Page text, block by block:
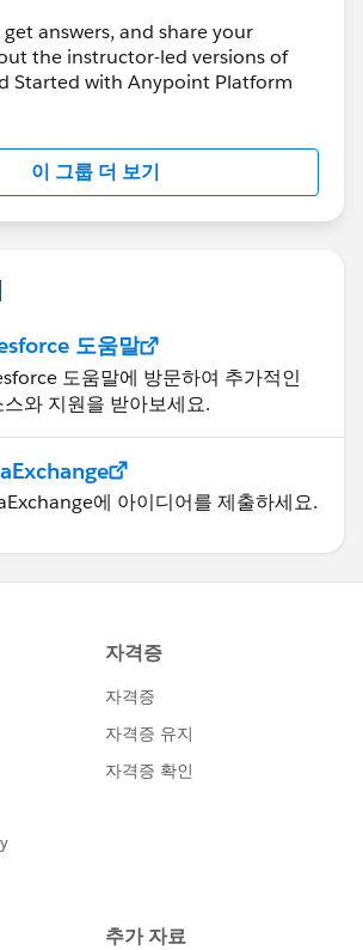
answers, and share your
the instructor-led versions of
Started with Anypoint Platform
이 그룹 더 보기
도움말
도움말에 방문하여 추가적인
스와 지원을 받아보세요.
에 아이디어를 제출하세요.